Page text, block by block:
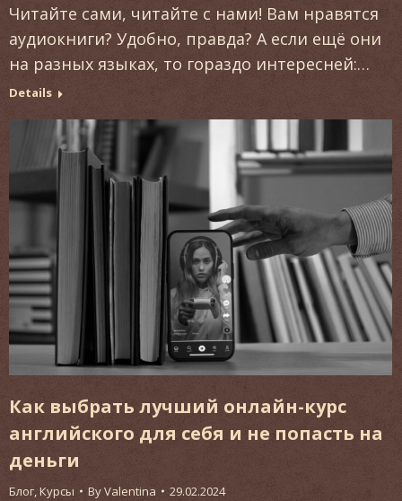
Читайте сами, читайте с нами! Вам нравятся
аудиокниги? Удобно, правда? А если ещё они
на разных языках, то гораздо интересней:…
Details
Как выбрать лучший онлайн-курс
английского для себя и не попасть на
деньги
Блог,Курсы ByValentina 29.02.2024